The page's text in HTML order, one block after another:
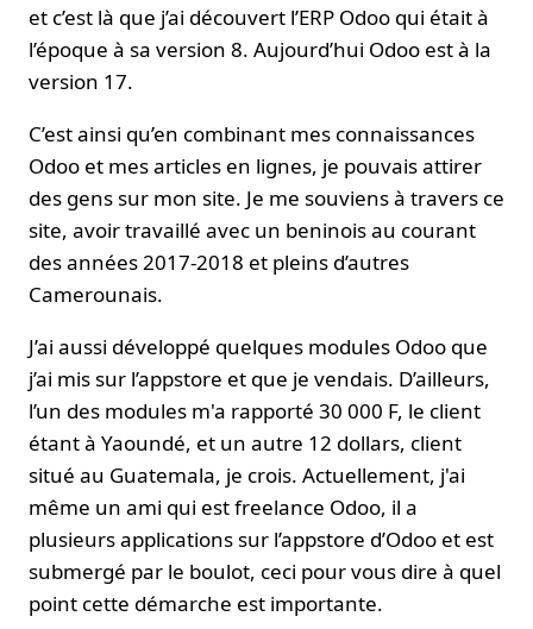
et c’est là que j’ai découvert l’ERP Odoo qui était à
l’époque à sa version 8. Aujourd’hui Odoo est à la
version 17.
C’est ainsi qu’en combinant mes connaissances
Odoo et mes articles en lignes, je pouvais attirer
des gens sur mon site. Je me souviens à travers ce
site, avoir travaillé avec un beninois au courant
des années 2017-2018 et pleins d’autres
Camerounais.
J’ai aussi développé quelques modules Odoo que
j’ai mis sur l’appstore et que je vendais. D’ailleurs,
l’un des modules m'a rapporté 30 000 F, le client
étant à Yaoundé, et un autre 12 dollars, client
situé au Guatemala, je crois. Actuellement, j'ai
même un ami qui est freelance Odoo, il a
plusieurs applications sur l’appstore d’Odoo et est
submergé par le boulot, ceci pour vous dire à quel
point cette démarche est importante.